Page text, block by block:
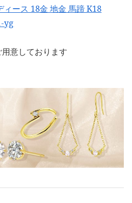
ィース 18金 地金 馬蹄 K18
yg
意しております